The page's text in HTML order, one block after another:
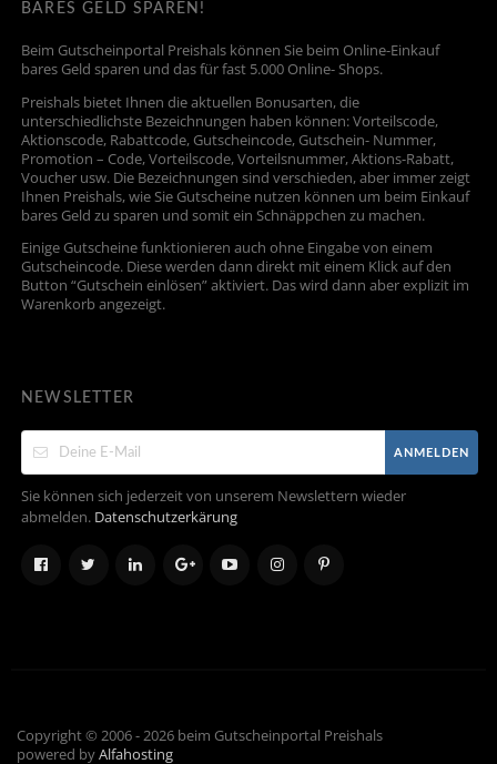
BARES GELD SPAREN!
Beim Gutscheinportal Preishals können Sie beim Online-Einkauf
bares Geld sparen und das für fast 5.000 Online- Shops.
Preishals bietet Ihnen die aktuellen Bonusarten, die
unterschiedlichste Bezeichnungen haben können: Vorteilscode,
Aktionscode, Rabattcode, Gutscheincode, Gutschein- Nummer,
Promotion – Code, Vorteilscode, Vorteilsnummer, Aktions-Rabatt,
Voucher usw. Die Bezeichnungen sind verschieden, aber immer zeigt
Ihnen Preishals, wie Sie Gutscheine nutzen können um beim Einkauf
bares Geld zu sparen und somit ein Schnäppchen zu machen.
Einige Gutscheine funktionieren auch ohne Eingabe von einem
Gutscheincode. Diese werden dann direkt mit einem Klick auf den
Button “Gutschein einlösen” aktiviert. Das wird dann aber explizit im
Warenkorb angezeigt.
NEWSLETTER
ANMELDEN
Sie können sich jederzeit von unserem Newslettern wieder
abmelden. Datenschutzerkärung
Copyright © 2006 - 2026 beim Gutscheinportal Preishals
powered byAlfahosting